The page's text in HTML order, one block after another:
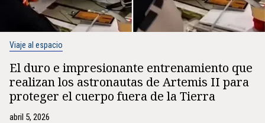
Viaje al espacio
El duro e impresionante entrenamiento que
realizan los astronautas de Artemis II para
proteger el cuerpo fuera de la Tierra
abril 5, 2026